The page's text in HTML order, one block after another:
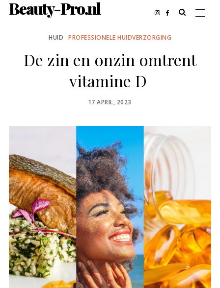
Beauty-Pro.nl
HUID PROFESSIONELE HUIDVERZORGING
De zin en onzin omtrent
vitamine D
POSTED
17 APRIL, 2023